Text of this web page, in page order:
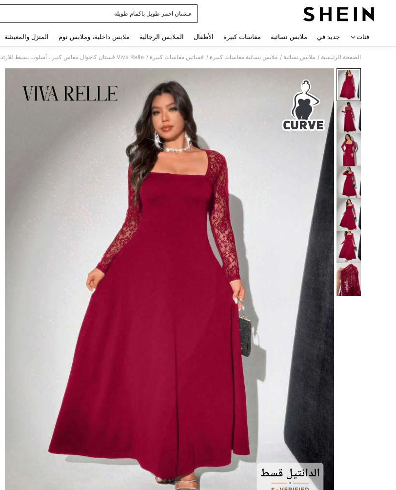
فستان احمر طويل باكمام طويله
فئات جديد في ملابس نسائية مقاسات كبيرة الأطفال الملابس الرجالية ملابس داخلية، وملابس نوم المنزل والمعيشة
الصفحة الرئيسية / ملابس نسائية / ملابس نسائية مقاسات كبيرة / فساتين مقاسات كبيرة / Viva Relle فستان كاجوال مقاس كبير ، أسلوب بسيط للارتداء اليومي ، عيد الحب